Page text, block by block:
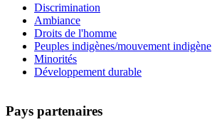
Discrimination
Ambiance
Droits de l'homme
Peuples indigènes/mouvement indigène
Minorités
Développement durable
Pays partenaires